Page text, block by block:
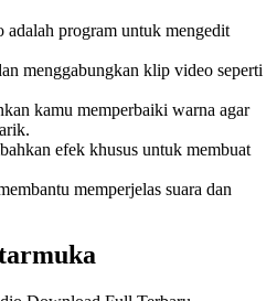
program untuk mengedit
menggabungkan klip video seperti
kamu memperbaiki warna agar
efek khusus untuk membuat
memperjelas suara dan